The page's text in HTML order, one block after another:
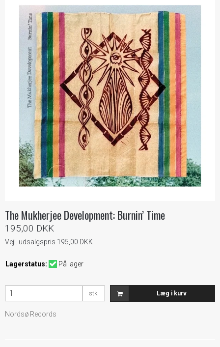
The Mukherjee Development: Burnin’ Time
195,00 DKK
Vejl. udsalgspris 195,00 DKK
Lagerstatus: På lager
stk. Læg i kurv
Nordsø Records